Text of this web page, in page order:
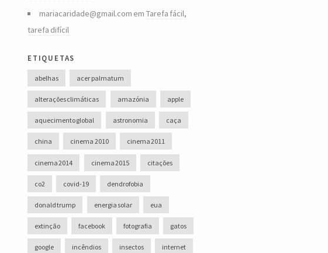
mariacaridade@gmail.com em Tarefa fácil,
tarefa difícil
etiquetas
abelhas acer palmatum
alterações climáticas amazónia apple
aquecimento global astronomia caça
china cinema 2010 cinema 2011
cinema 2014 cinema 2015 citações
co2 covid-19 dendrofobia
donald trump energia solar eua
extinção facebook fotografia gatos
google incêndios insectos internet